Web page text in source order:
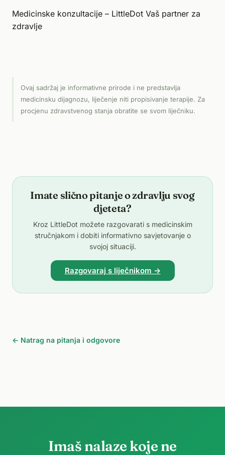
Medicinske konzultacije – LittleDot Vaš partner za
zdravlje
Ovaj sadržaj je informativne prirode i ne predstavlja
medicinsku dijagnozu, liječenje niti propisivanje terapije. Za
procjenu zdravstvenog stanja obratite se svom liječniku.
Imate slično pitanje o zdravlju svog
djeteta?
Kroz LittleDot možete razgovarati s medicinskim
stručnjakom i dobiti informativno savjetovanje o
svojoj situaciji.
Razgovaraj s liječnikom →
← Natrag na pitanja i odgovore
Imaš nalaze koje ne